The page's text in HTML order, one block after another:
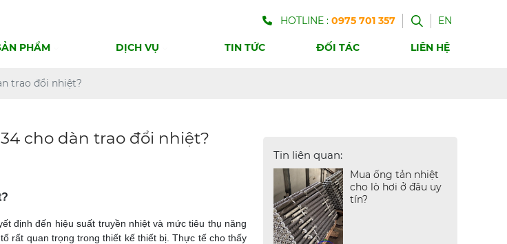
HOTLINE : 0975 701 357 EN
PHẨM DỊCH VỤ TIN TỨC ĐỐI TÁC LIÊN HỆ
trao đổi nhiệt?
cho dàn trao đổi nhiệt?
định đến hiệu suất truyền nhiệt và mức tiêu thụ năng
rất quan trọng trong thiết kế thiết bị. Thực tế cho thấy
Tin liên quan:
Mua ống tản nhiệt
cho lò hơi ở đâu uy
tín?